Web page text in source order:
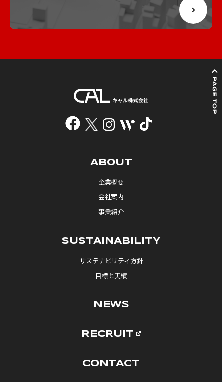
ABOUT
企業概要
会社案内
事業紹介
SUSTAINABILITY
サステナビリティ方針
目標と実績
NEWS
RECRUIT
CONTACT